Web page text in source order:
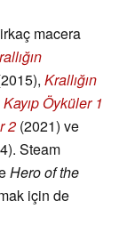
macera
Krallığın
Öyküler 1
2 (2021) ve
Steam
Hero of the
için de